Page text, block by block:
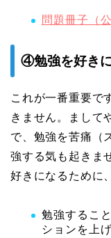
問題冊子（公
④勉強を好き
これが一番重要で
きません。まして
で、勉強を苦痛（
強する気も起きま
好きになるために
勉強するこ
ションを上